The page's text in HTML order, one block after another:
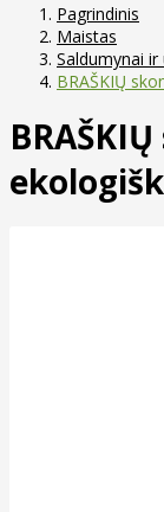
Pagrindinis
Maistas
Saldumynai ir
BRAŠKIŲ